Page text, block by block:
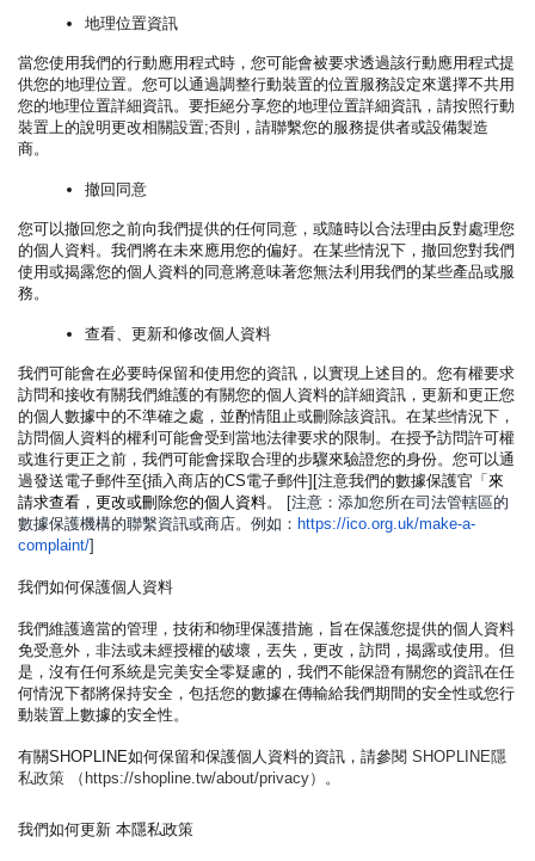
地理位置資訊
當您使用我們的行動應用程式時，您可能會被要求透過該行動應用程式提
供您的地理位置。您可以通過調整行動裝置的位置服務設定來選擇不共用
您的地理位置詳細資訊。要拒絕分享您的地理位置詳細資訊，請按照行動
裝置上的說明更改相關設置;否則，請聯繫您的服務提供者或設備製造
商。
撤回同意
您可以撤回您之前向我們提供的任何同意，或隨時以合法理由反對處理您
的個人資料。我們將在未來應用您的偏好。在某些情況下，撤回您對我們
使用或揭露您的個人資料的同意將意味著您無法利用我們的某些產品或服
務。
查看、更新和修改個人資料
我們可能會在必要時保留和使用您的資訊，以實現上述目的。您有權要求
訪問和接收有關我們維護的有關您的個人資料的詳細資訊，更新和更正您
的個人數據中的不準確之處，並酌情阻止或刪除該資訊。在某些情況下，
訪問個人資料的權利可能會受到當地法律要求的限制。在授予訪問許可權
或進行更正之前，我們可能會採取合理的步驟來驗證您的身份。您可以通
過發送電子郵件至{插入商店的CS電子郵件][注意我們的數據保護官「 來
請求查看，更改或刪除您的個人資料。
[注意：添加您所在司法管轄區的
數據保護機構的聯繫資訊或商店。例如： https://ico.org.uk/make-a-
complaint/]
我們如何保護個人資料
我們維護適當的管理，技術和物理保護措施，旨在保護您提供的個人資料
免受意外，非法或未經授權的破壞，丟失，更改，訪問，揭露或使用。但
是，沒有任何系統是完美安全零疑慮的，我們不能保證有關您的資訊在任
何情況下都將保持安全，包括您的數據在傳輸給我們期間的安全性或您行
動裝置上數據的安全性。
有關SHOPLINE如何保留和保護個人資料的資訊，請參閱 SHOPLINE隱
私政策 （https://shopline.tw/about/privacy）。
我們如何更新 本隱私政策